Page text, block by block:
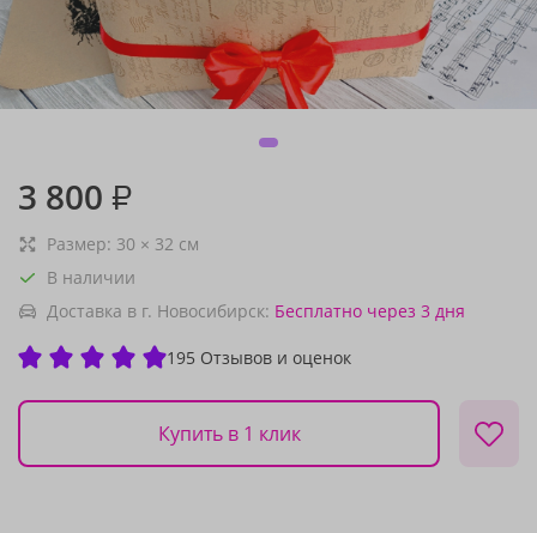
3 800 ₽
Размер: 30 × 32 см
В наличии
Доставка в г. Новосибирск: Бесплатно через 3 дня
195 Отзывов и оценок
Купить в 1 клик